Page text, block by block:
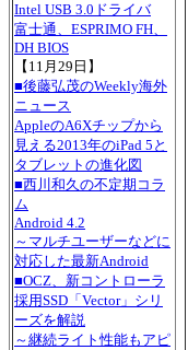
Intel USB 3.0ドライバ
富士通、ESPRIMO FH、
DH BIOS
【11月29日】
■後藤弘茂のWeekly海外
ニュース
AppleのA6Xチップから
見える2013年のiPad 5と
タブレットの進化図
■西川和久の不定期コラ
ム
Android 4.2
～マルチユーザーなどに
対応した最新Android
■OCZ、新コントローラ
採用SSD「Vector」シリ
ーズを解説
～継続ライト性能もアピ